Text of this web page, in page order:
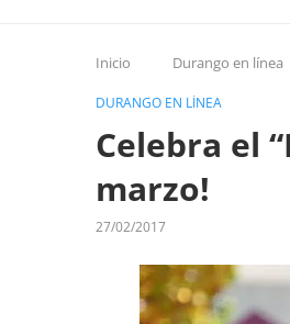
Inicio Durango en línea
DURANGO EN LÍNEA
Celebra el
marzo!
27/02/2017